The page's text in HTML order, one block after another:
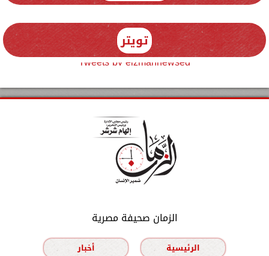
تويتر
Tweets by elzmannewseg
الزمان صحيفة مصرية
الرئيسية
أخبار